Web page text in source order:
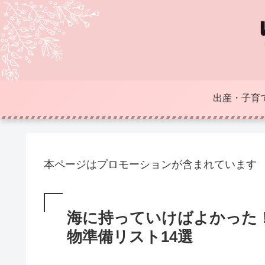
出産・子育
本ページはプロモーションが含まれています
海に持っていけばよかった
物準備リスト14選